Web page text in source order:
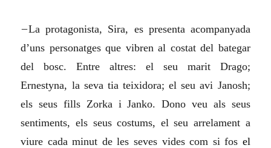
–La protagonista, Sira, es presenta acompanyada
d’uns personatges que vibren al costat del bategar
del bosc. Entre altres: el seu marit Drago;
Ernestyna, la seva tia teixidora; el seu avi Janosh;
els seus fills Zorka i Janko. Dono veu als seus
sentiments, els seus costums, el seu arrelament a
viure cada minut de les seves vides com si fos el